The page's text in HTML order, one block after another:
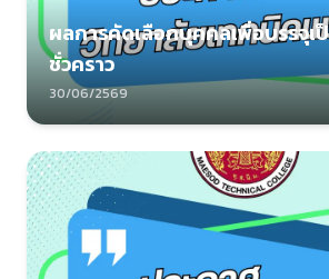
ผลการคัดเลือกบุคคลเพื่อบรรจุเ
ชั่วคราว
30/06/2569